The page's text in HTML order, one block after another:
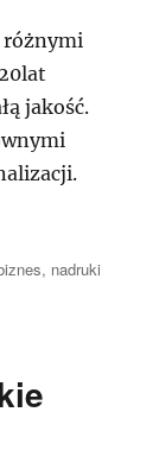
różnymi
jakość.
, nadruki